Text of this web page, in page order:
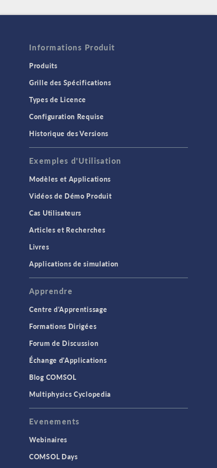
Informations Produit
Produits
Grille des Spécifications
Types de Licence
Configuration Requise
Historique des Versions
Exemples d'Utilisation
Modèles et Applications
Vidéos de Démo Produit
Cas Utilisateurs
Articles et Recherches
Livres
Applications de simulation
Apprendre
Centre d'Apprentissage
Formations Dirigées
Forum de Discussion
Échange d'Applications
Blog COMSOL
Multiphysics Cyclopedia
Evenements
Webinaires
COMSOL Days